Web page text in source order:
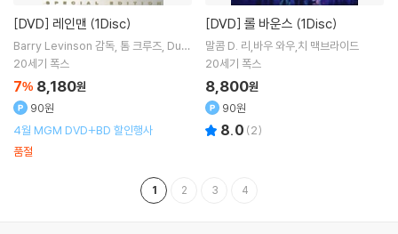
[DVD] 레인맨 (1Disc)
Barry Levinson 감독 톰 크루즈 Dust
in Hoffman
20세기 폭스
7% 8,180원
90원
4월 MGM DVD+BD 할인행사
품절
[DVD] 롤 바운스 (1Disc)
말콤 D. 리,바우 와우,치 맥브라이드
20세기 폭스
8,800원
90원
8.0 (2)
1 2 3 4